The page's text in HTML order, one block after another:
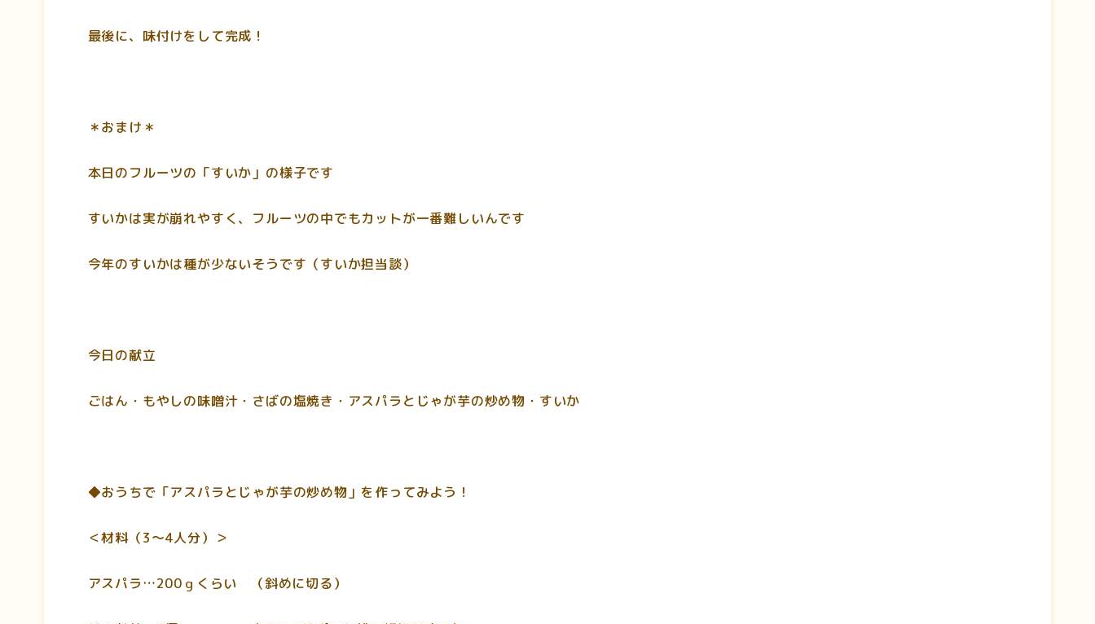
最後に、味付けをして完成！
＊おまけ＊
本日のフルーツの「すいか」の様子です
すいかは実が崩れやすく、フルーツの中でもカットが一番難しいんです
今年のすいかは種が少ないそうです（すいか担当談）
今日の献立
ごはん・もやしの味噌汁・さばの塩焼き・アスパラとじゃが芋の炒め物・すいか
◆おうちで「アスパラとじゃが芋の炒め物」を作ってみよう！
＜材料（3～4人分）＞
アスパラ…200ｇくらい （斜めに切る）